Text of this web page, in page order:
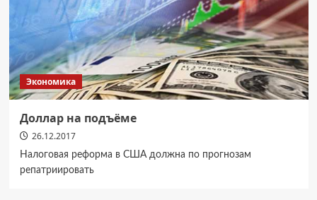
Экономика
Доллар на подъёме
26.12.2017
Налоговая реформа в США должна по прогнозам
репатриировать